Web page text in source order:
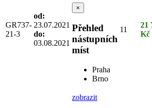
GR737-
21-3
od:
23.07.2021
do:
03.08.2021
×
Přehled
nástupních
míst
Praha
Brno
11
21
Kč
zobrazit